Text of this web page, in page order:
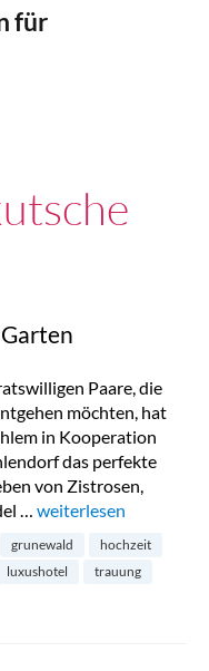
für
Paare, die
möchten, hat
in Kooperation
das perfekte
von Zistrosen,
… „Ja-Wort im
weiterlesen
grunewald
hochzeit
luxushotel trauung